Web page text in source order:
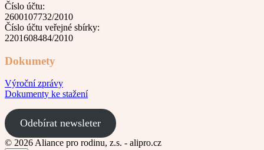
Číslo účtu:
2600107732/2010
Číslo účtu veřejné sbírky:
2201608484/2010
Dokumety
Výroční zprávy
Dokumenty ke stažení
Odebírat newsleter
© 2026 Aliance pro rodinu, z.s. - alipro.cz